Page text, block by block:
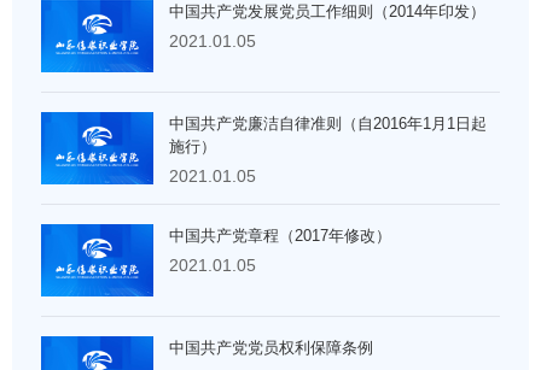
中国共产党发展党员工作细则（2014年印发）
2021.01.05
中国共产党廉洁自律准则（自2016年1月1日起
施行）
2021.01.05
中国共产党章程（2017年修改）
2021.01.05
中国共产党党员权利保障条例